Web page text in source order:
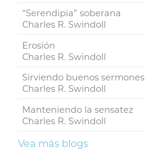
“Serendipia” soberana
Charles R. Swindoll
Erosión
Charles R. Swindoll
Sirviendo buenos sermones
Charles R. Swindoll
Manteniendo la sensatez
Charles R. Swindoll
Vea más blogs